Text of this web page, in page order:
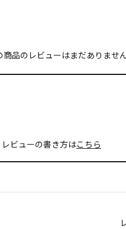
商品のレビューはまだありません
レビューの書き方はこちら